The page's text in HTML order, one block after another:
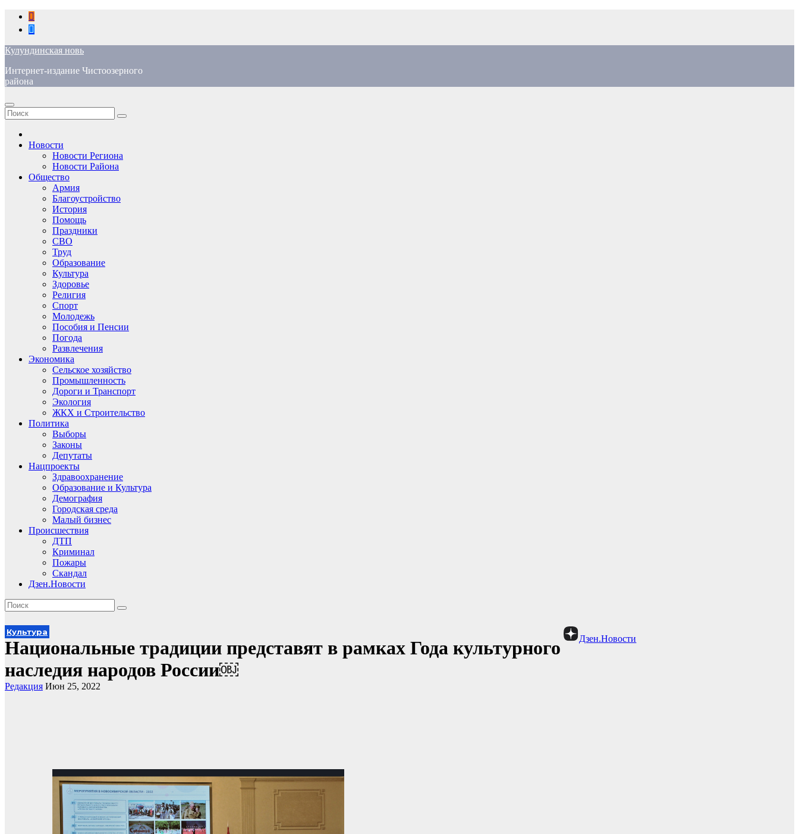
Перейти
содержимому
Кулундинская новь
Интернет-издание Чистоозерного
района
Новости
Новости Региона
Новости Района
Общество
Армия
Благоустройство
История
Помощь
Праздники
СВО
Труд
Образование
Культура
Здоровье
Религия
Спорт
Молодежь
Пособия и Пенсии
Погода
Развлечения
Экономика
Сельское хозяйство
Промышленность
Дороги и Транспорт
Экология
ЖКХ и Строительство
Политика
Выборы
Законы
Депутаты
Нацпроекты
Здравоохранение
Образование и Культура
Демография
Городская среда
Малый бизнес
Происшествия
ДТП
Криминал
Пожары
Скандал
Дзен.Новости
Дзен.Новости
Культура
Национальные традиции представят в рамках Года культурного
наследия народов России￼
Редакция Июн 25, 2022